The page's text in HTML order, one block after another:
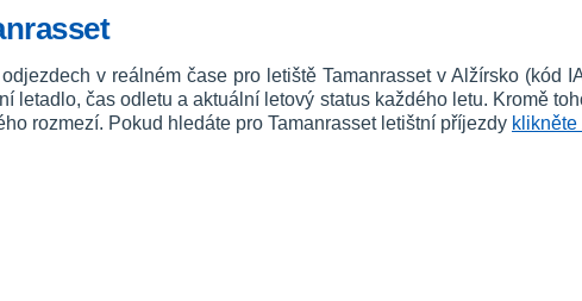
v reálném čase pro letiště Tamanrasset v Alžírsko (kód
letadlo, čas odletu a aktuální letový status každého letu. Kromě
rozmezí. Pokud hledáte pro Tamanrasset letištní příjezdy klikněte